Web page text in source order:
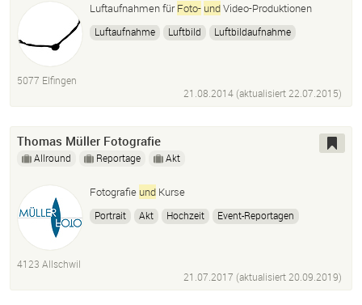
Luftaufnahmen fürFoto- undVideo-Produktionen
Luftaufnahme Luftbild
Luftbildaufnahme
Fotografie Photography
Videos
Film
View 4K
5077 Elfingen
21.08.2014 (aktualisiert22.07.2015)
Thomas Müller Fotografie
Allround Reportage Akt
Fotografie und Kurse
Portrait Akt Hochzeit
Event-Reportagen
4123 Allschwil
21.07.2017 (aktualisiert20.09.2019)